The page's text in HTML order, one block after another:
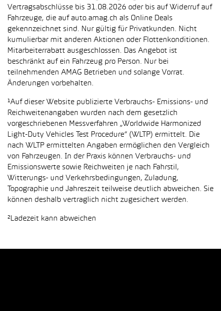
Vertragsabschlüsse bis 31.08.2026 oder bis auf Widerruf auf
Fahrzeuge, die auf auto.amag.ch als Online Deals
gekennzeichnet sind. Nur gültig für Privatkunden. Nicht
kumulierbar mit anderen Aktionen oder Flottenkonditionen.
Mitarbeiterrabatt ausgeschlossen. Das Angebot ist
beschränkt auf ein Fahrzeug pro Person. Nur bei
teilnehmenden AMAG Betrieben und solange Vorrat.
Änderungen vorbehalten.
¹Auf dieser Website publizierte Verbrauchs- Emissions- und
Reichweitenangaben wurden nach dem gesetzlich
vorgeschriebenen Messverfahren „Worldwide Harmonized
Light-Duty Vehicles Test Procedure“ (WLTP) ermittelt. Die
nach WLTP ermittelten Angaben ermöglichen den Vergleich
von Fahrzeugen. In der Praxis können Verbrauchs- und
Emissionswerte sowie Reichweiten je nach Fahrstil,
Witterungs- und Verkehrsbedingungen, Zuladung,
Topographie und Jahreszeit teilweise deutlich abweichen. Sie
können deshalb vertraglich nicht zugesichert werden.
²Ladezeit kann abweichen